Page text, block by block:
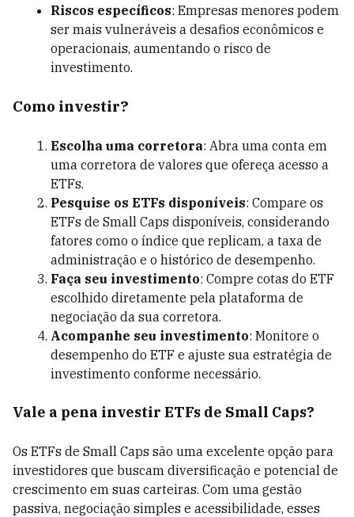
Riscos específicos: Empresas menores podem
ser mais vulneráveis a desafios econômicos e
operacionais, aumentando o risco de
investimento.
Como investir?
Escolha uma corretora: Abra uma conta em
uma corretora de valores que ofereça acesso a
ETFs.
Pesquise os ETFs disponíveis: Compare os
ETFs de Small Caps disponíveis, considerando
fatores como o índice que replicam, a taxa de
administração e o histórico de desempenho.
Faça seu investimento: Compre cotas do ETF
escolhido diretamente pela plataforma de
negociação da sua corretora.
Acompanhe seu investimento: Monitore o
desempenho do ETF e ajuste sua estratégia de
investimento conforme necessário.
Vale a pena investir ETFs de Small Caps?
Os ETFs de Small Caps são uma excelente opção para
investidores que buscam diversificação e potencial de
crescimento em suas carteiras. Com uma gestão
passiva, negociação simples e acessibilidade, esses